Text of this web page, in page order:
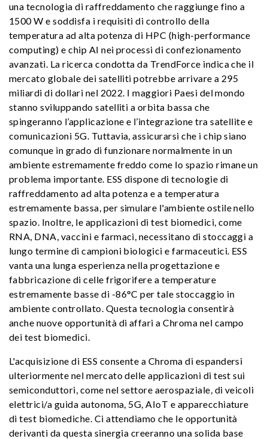
una tecnologia di raffreddamento che raggiunge fino a
1500 W e soddisfa i requisiti di controllo della
temperatura ad alta potenza di HPC (high-performance
computing) e chip AI nei processi di confezionamento
avanzati. La ricerca condotta da TrendForce indica che il
mercato globale dei satelliti potrebbe arrivare a 295
miliardi di dollari nel 2022. I maggiori Paesi del mondo
stanno sviluppando satelliti a orbita bassa che
spingeranno l’applicazione e l’integrazione tra satellite e
comunicazioni 5G. Tuttavia, assicurarsi che i chip siano
comunque in grado di funzionare normalmente in un
ambiente estremamente freddo come lo spazio rimane un
problema importante. ESS dispone di tecnologie di
raffreddamento ad alta potenza e a temperatura
estremamente bassa, per simulare l'ambiente ostile nello
spazio. Inoltre, le applicazioni di test biomedici, come
RNA, DNA, vaccini e farmaci, necessitano di stoccaggi a
lungo termine di campioni biologici e farmaceutici. ESS
vanta una lunga esperienza nella progettazione e
fabbricazione di celle frigorifere a temperature
estremamente basse di -86°C per tale stoccaggio in
ambiente controllato. Questa tecnologia consentirà
anche nuove opportunità di affari a Chroma nel campo
dei test biomedici.
L'acquisizione di ESS consente a Chroma di espandersi
ulteriormente nel mercato delle applicazioni di test sui
semiconduttori, come nel settore aerospaziale, di veicoli
elettrici/a guida autonoma, 5G, AIoT e apparecchiature
di test biomediche. Ci attendiamo che le opportunità
derivanti da questa sinergia creeranno una solida base